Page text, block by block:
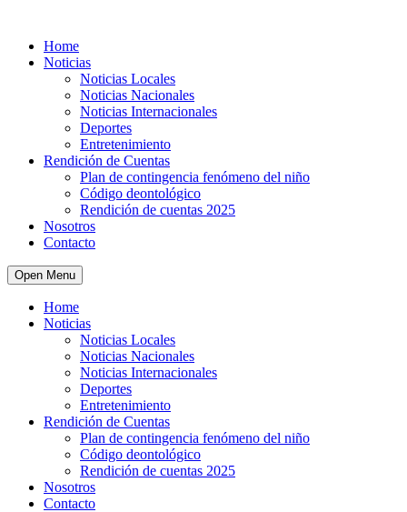
Home
Noticias
Noticias Locales
Noticias Nacionales
Noticias Internacionales
Deportes
Entretenimiento
Rendición de Cuentas
Plan de contingencia fenómeno del niño
Código deontológico
Rendición de cuentas 2025
Nosotros
Contacto
Open Menu
Home
Noticias
Noticias Locales
Noticias Nacionales
Noticias Internacionales
Deportes
Entretenimiento
Rendición de Cuentas
Plan de contingencia fenómeno del niño
Código deontológico
Rendición de cuentas 2025
Nosotros
Contacto